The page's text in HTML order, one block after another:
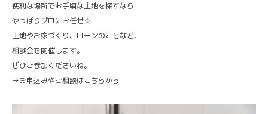
便利な場所でお手頃な土地を探すなら
やっぱりプロにお任せ☆
土地やお家づくり、ローンのことなど、
相談会を開催します。
ぜひご参加くださいね。
→お申込みやご相談はこちらから